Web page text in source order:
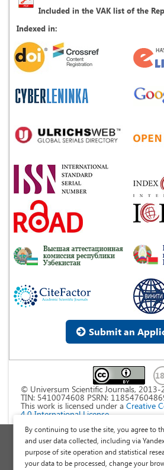
Included in the VAK list of the
Indexed in:
Submit an
© Universum Scientific Journals, 2013-
TIN: 5410074608 PSRN:
This work is licensed under a Creative
4.0 International License
Personal Data
Public Offer
By continuing to use the site, you agree to
and user data collected, including via
purpose of site operation and statistical
your data to be processed, change your